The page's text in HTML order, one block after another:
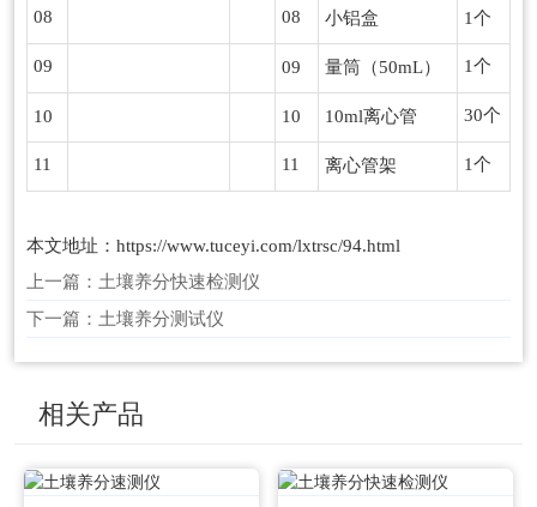
08 08 小铝盒 1个
09 09 量筒（50mL） 1个
10 10 10ml离心管 30个
11 11 离心管架 1个
本文地址： https://www.tuceyi.com/lxtrsc/94.html
上一篇： 土壤养分快速检测仪
下一篇： 土壤养分测试仪
相关产品